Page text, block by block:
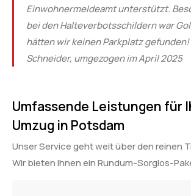
Einwohnermeldeamt unterstützt.
bei den Halteverbotsschildern war
hätten wir keinen Parkplatz
Schneider, umgezogen im April 2025
Umfassende Leistungen für
Umzug in Potsdam
Unser Service geht weit über den reinen
Wir bieten Ihnen ein Rundum-Sorglos-